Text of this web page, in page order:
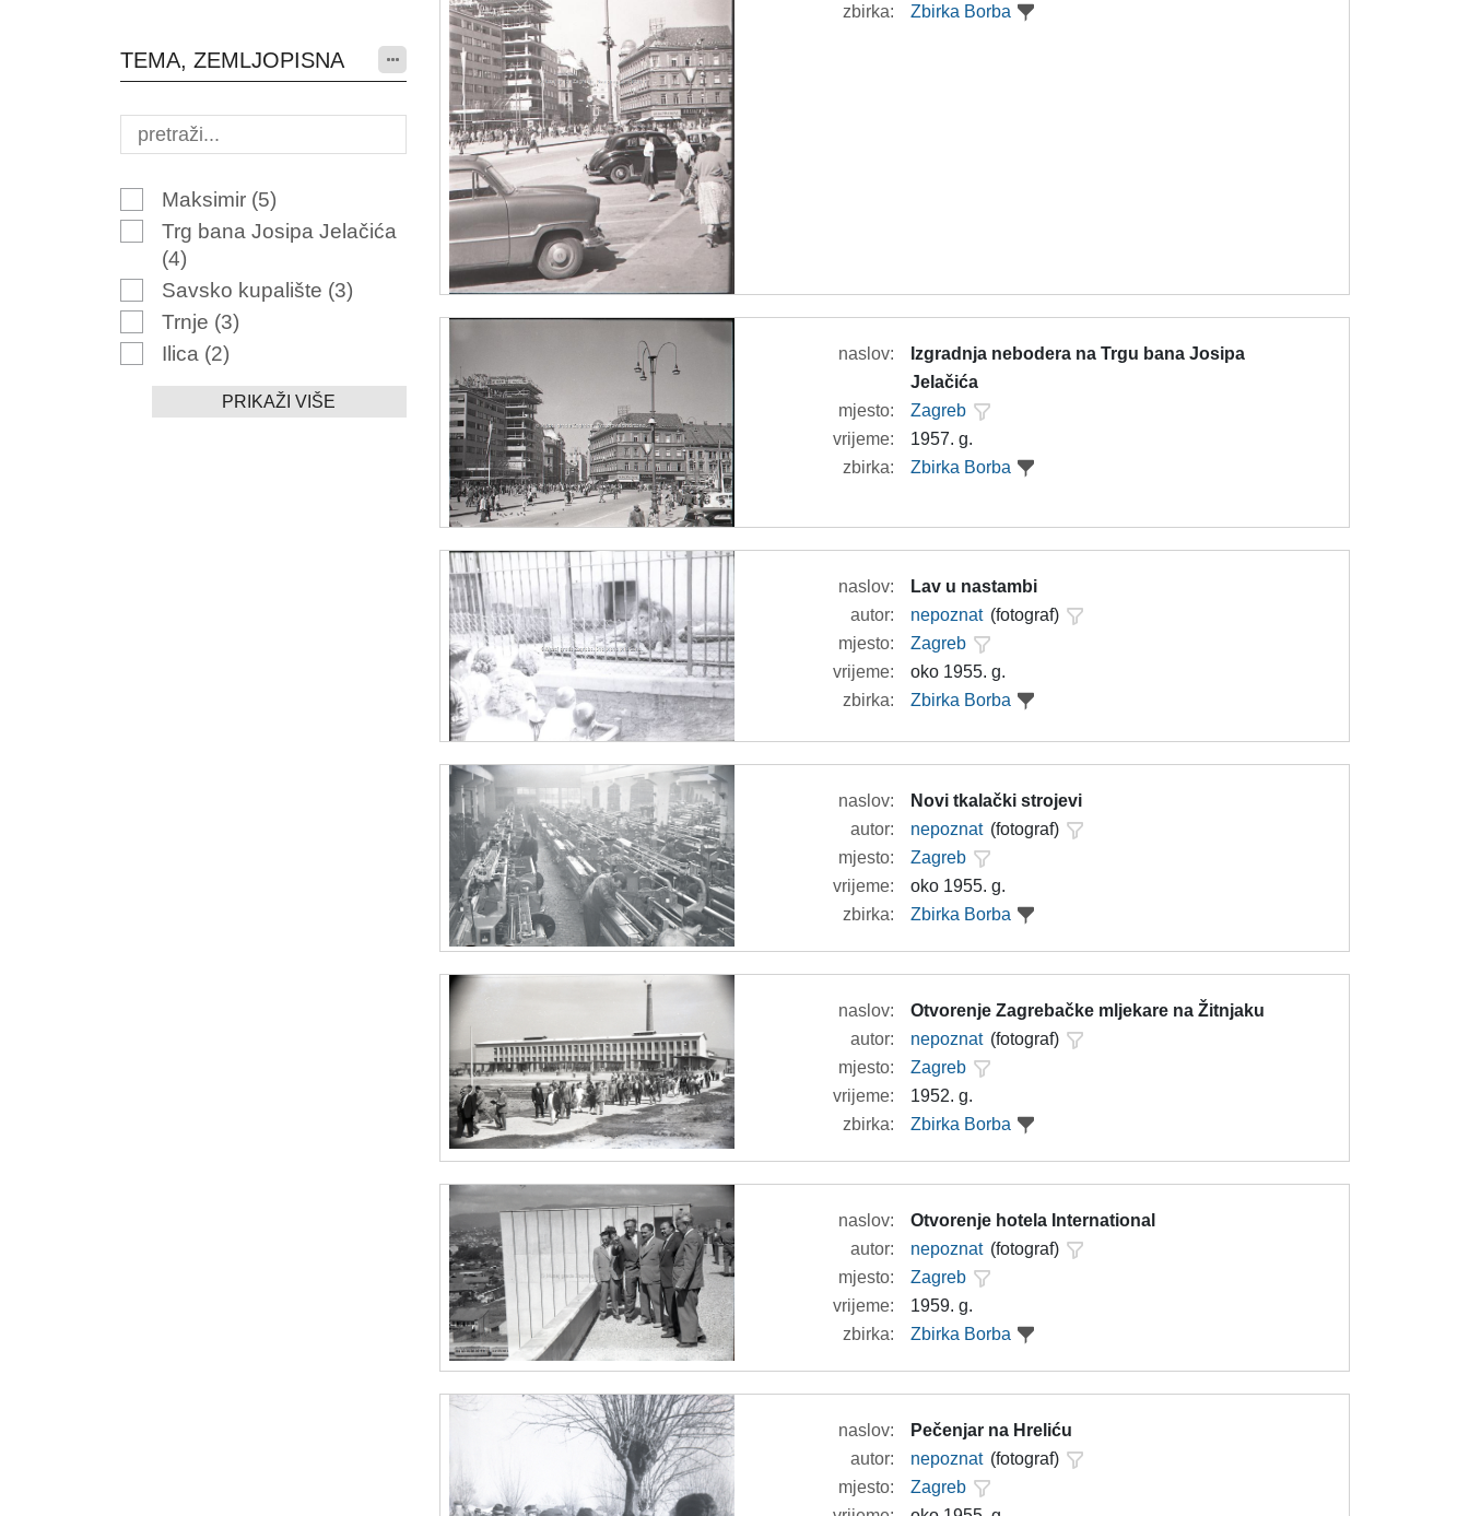
TEMA, ZEMLJOPISNA
Maksimir (5)
Trg bana Josipa Jelačića
(4)
Savsko kupalište (3)
Trnje (3)
Ilica (2)
PRIKAŽI VIŠE
zbirka:
Zbirka Borba
naslov:
Izgradnja nebodera na Trgu bana Josipa
Jelačića
mjesto:
Zagreb
vrijeme:
1957. g.
zbirka:
Zbirka Borba
naslov:
Lav u nastambi
autor:
nepoznat (fotograf)
mjesto:
Zagreb
vrijeme:
oko 1955. g.
zbirka:
Zbirka Borba
naslov:
Novi tkalački strojevi
autor:
nepoznat (fotograf)
mjesto:
Zagreb
vrijeme:
oko 1955. g.
zbirka:
Zbirka Borba
naslov:
Otvorenje Zagrebačke mljekare na Žitnjaku
autor:
nepoznat (fotograf)
mjesto:
Zagreb
vrijeme:
1952. g.
zbirka:
Zbirka Borba
naslov:
Otvorenje hotela International
autor:
nepoznat (fotograf)
mjesto:
Zagreb
vrijeme:
1959. g.
zbirka:
Zbirka Borba
naslov:
Pečenjar na Hreliću
autor:
nepoznat (fotograf)
mjesto:
Zagreb